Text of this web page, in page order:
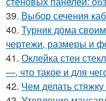
39. Выбор сечения
40. Турник дома
чертежи, размеры и
41. Оклейка стен
—, что такое и для
42. Чем делать